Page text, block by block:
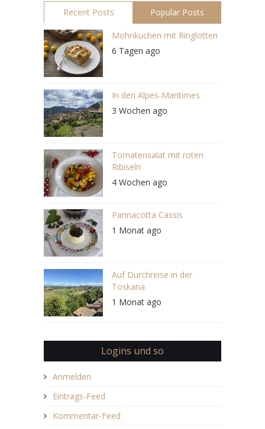
Recent Posts Popular Posts
Mohnkuchen mit Ringlotten
6 Tagen ago
In den Alpes-Maritimes
3 Wochen ago
Tomatensalat mit roten
Ribiseln
4 Wochen ago
Pannacotta Cassis
1 Monat ago
Auf Durchreise in der
Toskana
1 Monat ago
Logins und so
Anmelden
Eintrags-Feed
Kommentar-Feed